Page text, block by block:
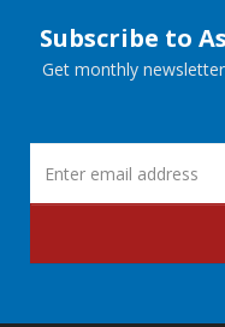
Subscribe to
Get monthly